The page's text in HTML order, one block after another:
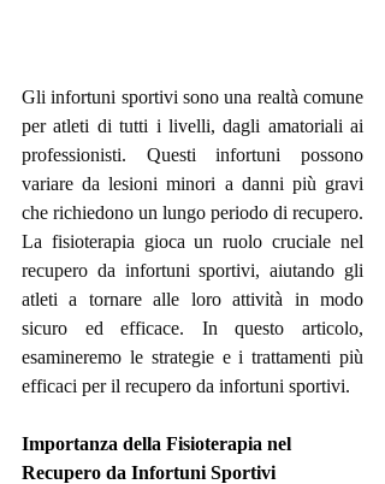
Gli infortuni sportivi sono una realtà comune
per atleti di tutti i livelli, dagli amatoriali ai
professionisti. Questi infortuni possono
variare da lesioni minori a danni più gravi
che richiedono un lungo periodo di recupero.
La fisioterapia gioca un ruolo cruciale nel
recupero da infortuni sportivi, aiutando gli
atleti a tornare alle loro attività in modo
sicuro ed efficace. In questo articolo,
esamineremo le strategie e i trattamenti più
efficaci per il recupero da infortuni sportivi.
Importanza della Fisioterapia nel
Recupero da Infortuni Sportivi